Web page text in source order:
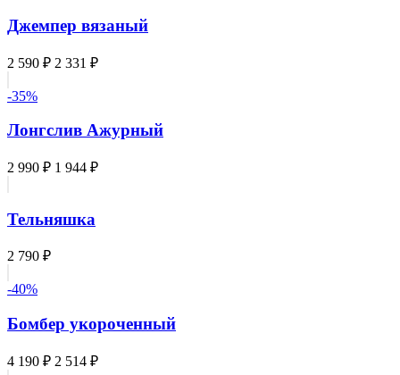
Джемпер вязаный
2 590 ₽ 2 331 ₽
-35%
Лонгслив Ажурный
2 990 ₽ 1 944 ₽
Тельняшка
2 790 ₽
-40%
Бомбер укороченный
4 190 ₽ 2 514 ₽